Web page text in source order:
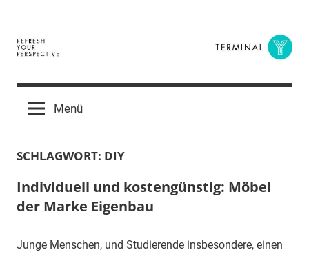
springen
Terminal
Y
Digital
BusinessMenü
SCHLAGWORT: DIY
Individuell und kostengünstig: Möbel
der Marke Eigenbau
Junge Menschen, und Studierende insbesondere, einen